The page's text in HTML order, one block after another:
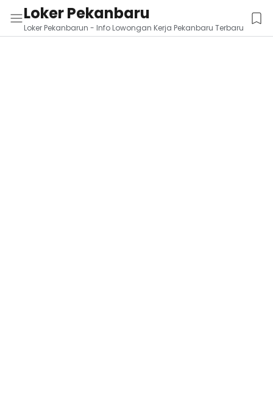
Loker Pekanbaru
Loker Pekanbarun - Info Lowongan Kerja Pekanbaru Terbaru